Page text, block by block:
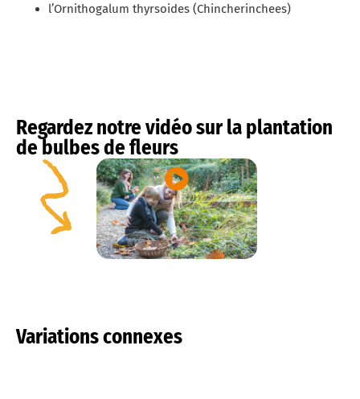
l’Ornithogalum thyrsoides (Chincherinchees)
Regardez notre vidéo sur la plantation
de bulbes de fleurs
Variations connexes